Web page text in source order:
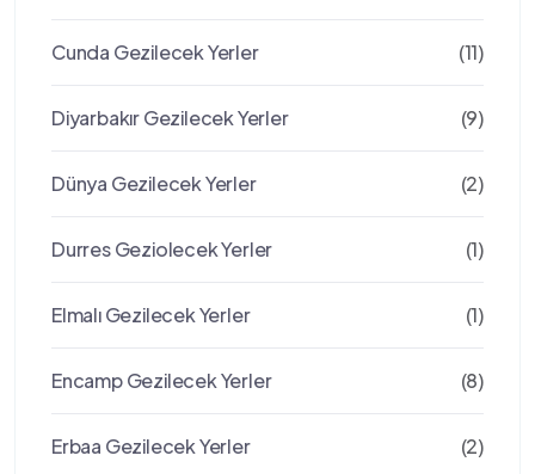
Cunda Gezilecek Yerler (11)
Diyarbakır Gezilecek Yerler (9)
Dünya Gezilecek Yerler (2)
Durres Geziolecek Yerler (1)
Elmalı Gezilecek Yerler (1)
Encamp Gezilecek Yerler (8)
Erbaa Gezilecek Yerler (2)